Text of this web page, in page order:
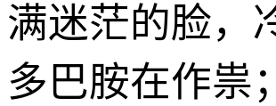
满迷茫的脸，
多巴胺在作祟